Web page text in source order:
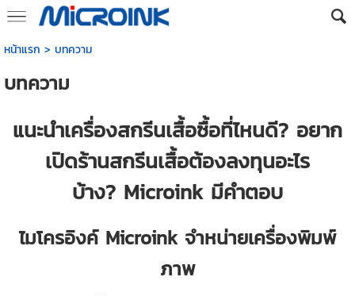
หน้าแรก > บทความ
บทความ
แนะนำเครื่องสกรีนเสื้อซื้อที่ไหนดี? อยาก
เปิดร้านสกรีนเสื้อต้องลงทุนอะไร
บ้าง? Microink มีคำตอบ
ไมโครอิงค์ Microink จำหน่ายเครื่องพิมพ์
ภาพ